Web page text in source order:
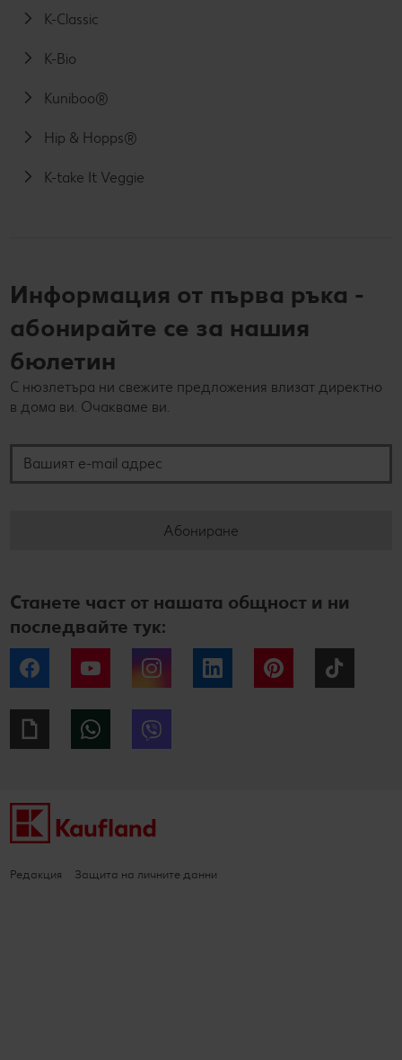
K-Classic
K-Bio
Kuniboo®
Hip & Hopps®
K-take It Veggie
Информация от първа ръка -
абонирайте се за нашия
бюлетин
С нюзлетъра ни свежите предложения влизат директно
в дома ви. Очакваме ви.
Абониране
Станете част от нашата общност и ни
последвайте тук:
Facebook YouTube Instagram LinkedIn Pinterest
Giphy WhatsApp
Редакция Защита на личните данни